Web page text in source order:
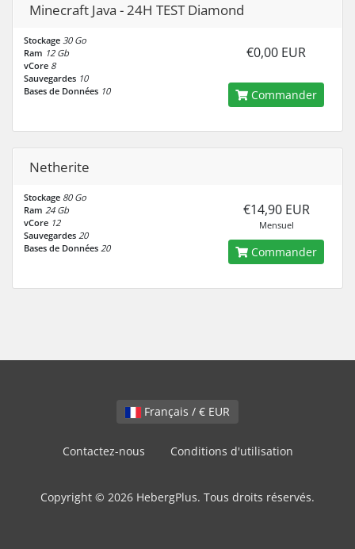
Minecraft Java - 24H TEST Diamond
Stockage 30 Go
Ram 12 Gb
vCore 8
Sauvegardes 10
Bases de Données 10
€0,00 EUR
Commander
Netherite
Stockage 80 Go
Ram 24 Gb
vCore 12
Sauvegardes 20
Bases de Données 20
€14,90 EUR
Mensuel
Commander
Français / € EUR
Contactez-nous Conditions d'utilisation
Copyright © 2026 HebergPlus. Tous droits réservés.